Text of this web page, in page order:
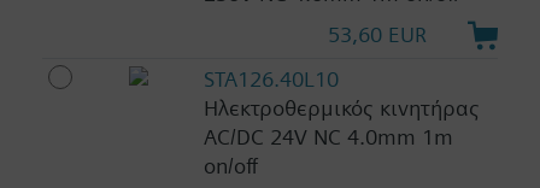
53,60 EUR
STA126.40L10
Ηλεκτροθερμικός κινητήρας
AC/DC 24V NC 4.0mm 1m
on/off